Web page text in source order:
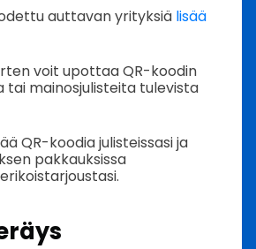
auttavan yrityksiä lisää
voit upottaa QR-koodin
tai mainosjulisteita tulevista
QR-koodia julisteissasi ja
pakkauksissa